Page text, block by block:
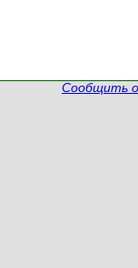
Сообщить о